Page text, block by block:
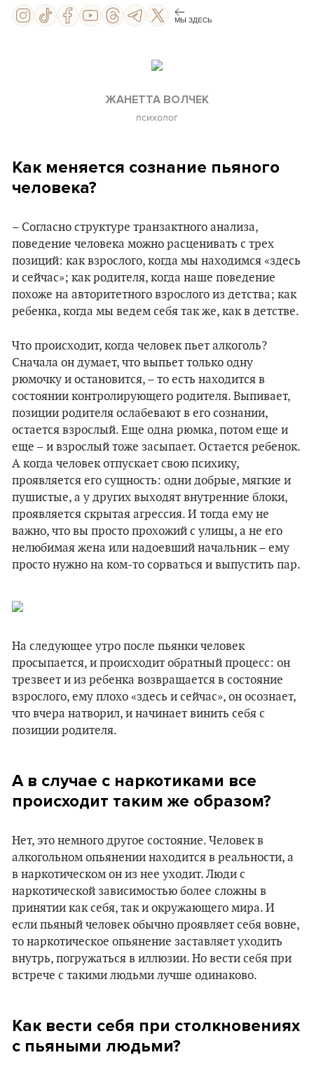
МЫ ЗДЕСЬ
ЖАНЕТТА ВОЛЧЕК
психолог
Как меняется сознание пьяного
человека?
– Согласно структуре транзактного анализа,
поведение человека можно расценивать с трех
позиций: как взрослого, когда мы находимся «здесь
и сейчас»; как родителя, когда наше поведение
похоже на авторитетного взрослого из детства; как
ребенка, когда мы ведем себя так же, как в детстве.
Что происходит, когда человек пьет алкоголь?
Сначала он думает, что выпьет только одну
рюмочку и остановится, – то есть находится в
состоянии контролирующего родителя. Выпивает,
позиции родителя ослабевают в его сознании,
остается взрослый. Еще одна рюмка, потом еще и
еще – и взрослый тоже засыпает. Остается ребенок.
А когда человек отпускает свою психику,
проявляется его сущность: одни добрые, мягкие и
пушистые, а у других выходят внутренние блоки,
проявляется скрытая агрессия. И тогда ему не
важно, что вы просто прохожий с улицы, а не его
нелюбимая жена или надоевший начальник – ему
просто нужно на ком-то сорваться и выпустить пар.
На следующее утро после пьянки человек
просыпается, и происходит обратный процесс: он
трезвеет и из ребенка возвращается в состояние
взрослого, ему плохо «здесь и сейчас», он осознает,
что вчера натворил, и начинает винить себя с
позиции родителя.
А в случае с наркотиками все
происходит таким же образом?
Нет, это немного другое состояние. Человек в
алкогольном опьянении находится в реальности, а
в наркотическом он из нее уходит. Люди с
наркотической зависимостью более сложны в
принятии как себя, так и окружающего мира. И
если пьяный человек обычно проявляет себя вовне,
то наркотическое опьянение заставляет уходить
внутрь, погружаться в иллюзии. Но вести себя при
встрече с такими людьми лучше одинаково.
Как вести себя при столкновениях
с пьяными людьми?